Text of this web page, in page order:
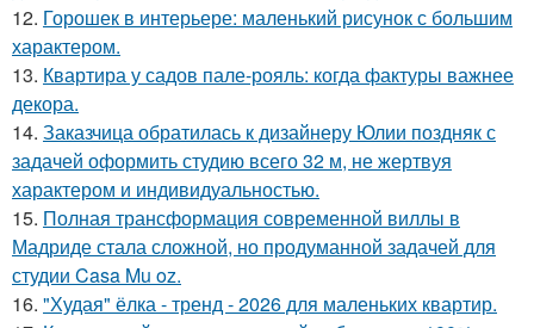
12. Горошек в интерьере: маленький рисунок с большим
характером.
13. Квартира у садов пале-рояль: когда фактуры важнее
декора.
14. Заказчица обратилась к дизайнеру Юлии поздняк с
задачей оформить студию всего 32 м, не жертвуя
характером и индивидуальностью.
15. Полная трансформация современной виллы в
Мадриде стала сложной, но продуманной задачей для
студии Casa Mu oz.
16. "Худая" ёлка - тренд - 2026 для маленьких квартир.